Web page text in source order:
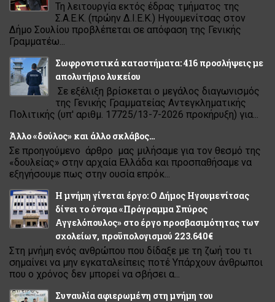
Τη λειτουργία εκτός έδρας τμήματος της
Σ.Α.Ε.Κ. (πρώην Δ.Ι.Ε.Κ.) Ηγουμενίτσας στον
Δήμο Σουλίου προβλέπεται σε απόφαση της Γενικής
Γραμματέω...
Σωφρονιστικά καταστήματα: 416 προσλήψεις με
απολυτήριο λυκείου
Σε εξέλιξη βρίσκεται ο μεγάλος διαγωνισμός
της Γενικής Γραμματείας Αντεγκληματικής
Πολιτικής (υπ' αριθμ. 17725/13-7-2026 προκήρυξη) για...
Άλλο «δούλος» και άλλο σκλάβος…
Σε προηγούμενο άρθρο μας μιλήσαμε για τον θεσμό της
«δουλείας» στην αρχαία Ελλάδα και προσπαθήσαμε να
εξηγήσουμε πως στην ουσία επρόκ...
Η μνήμη γίνεται έργο: Ο Δήμος Ηγουμενίτσας
δίνει το όνομα «Πρόγραμμα Σπύρος
Αγγελόπουλος» στο έργο προσβασιμότητας των
σχολείων, προϋπολογισμού 223.640€
Στη μνήμη ενός ανθρώπου που δίδαξε με τη ζωή του τι
σημαίνει να μην εγκαταλείπεις ποτέ Υπάρχουν άνθρωποι
που ο χρόνος δεν μπορεί να σβήσει α...
Συναυλία αφιερωμένη στη μνήμη του